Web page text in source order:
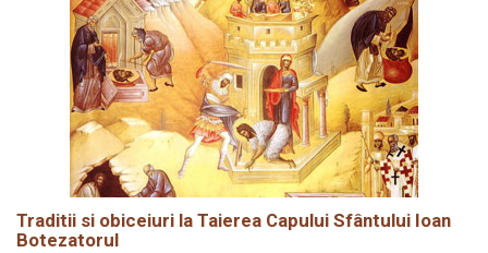
Traditii si obiceiuri la Taierea Capului Sfântului Ioan
Botezatorul